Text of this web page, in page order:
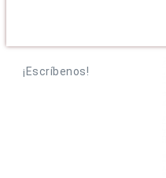
¡Escríbenos!